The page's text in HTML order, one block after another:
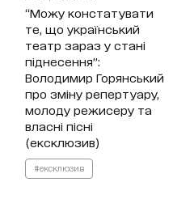
“Можу констатувати
те, що український
театр зараз у стані
піднесення”:
Володимир Горянський
про зміну репертуару,
молоду режисеру та
власні пісні
(ексклюзив)
#ексклюзив